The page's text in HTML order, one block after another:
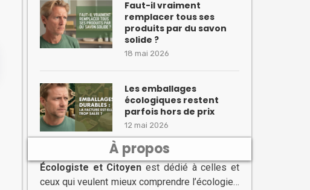
Faut-il vraiment
remplacer tous ses
produits par du savon
solide ?
18 mai 2026
Les emballages
écologiques restent
parfois hors de prix
12 mai 2026
À propos
Écologiste et Citoyenest dédié à celles et
ceux qui veulent mieux comprendre l’écologie…